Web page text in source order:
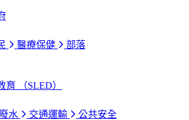
醫療保健 部落
育 （SLED）
水 交通運輸 公共安全